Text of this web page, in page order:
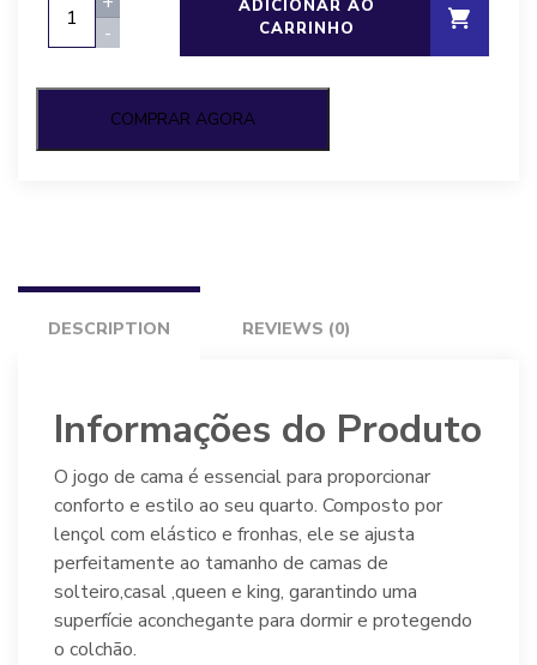
simples
acetinado,
-
ADICIONAR AO
CARRINHO
COMPRAR AGORA
DESCRIPTION REVIEWS (0)
Informações do Produto
O jogo de cama é essencial para proporcionar
conforto e estilo ao seu quarto. Composto por
lençol com elástico e fronhas, ele se ajusta
perfeitamente ao tamanho de camas de
solteiro,casal ,queen e king, garantindo uma
superfície aconchegante para dormir e protegendo
o colchão.